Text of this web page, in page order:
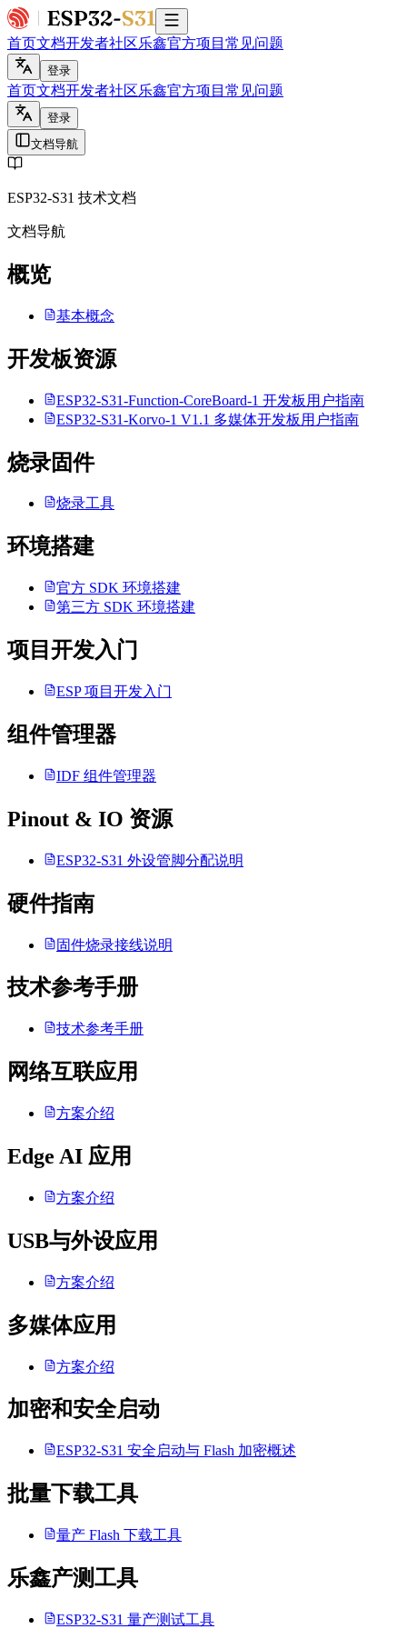
首页文档开发者社区乐鑫官方项目 常见问题
登录
首页文档开发者社区乐鑫官方项目 常见问题
登录
文档导航
ESP32-S31 技术文档
文档导航
概览
基本概念
开发板资源
ESP32‑S31‑Function‑CoreBoard‑1 开发板用户指南
ESP32-S31-Korvo-1 V1.1 多媒体开发板用户指南
烧录固件
烧录工具
环境搭建
官方 SDK 环境搭建
第三方 SDK 环境搭建
项目开发入门
ESP 项目开发入门
组件管理器
IDF 组件管理器
Pinout & IO 资源
ESP32-S31 外设管脚分配说明
硬件指南
固件烧录接线说明
技术参考手册
技术参考手册
网络互联应用
方案介绍
Edge AI 应用
方案介绍
USB与外设应用
方案介绍
多媒体应用
方案介绍
加密和安全启动
ESP32-S31 安全启动与 Flash 加密概述
批量下载工具
量产 Flash 下载工具
乐鑫产测工具
ESP32-S31 量产测试工具